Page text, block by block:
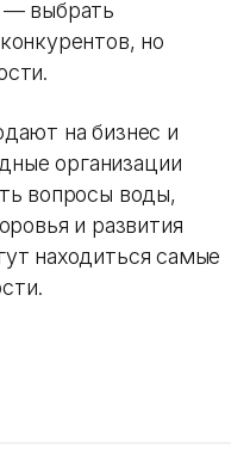
— выбрать
но
на бизнес и
организации
вопросы воды,
и развития
находиться самые